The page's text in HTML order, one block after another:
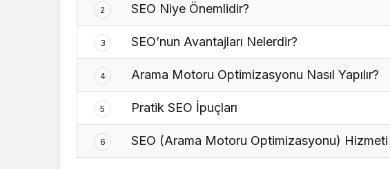
2 SEO Niye Önemlidir?
3 SEO’nun Avantajları Nelerdir?
4 Arama Motoru Optimizasyonu Nasıl Yapılır?
5 Pratik SEO İpuçları
6 SEO (Arama Motoru Optimizasyonu) Hizmeti